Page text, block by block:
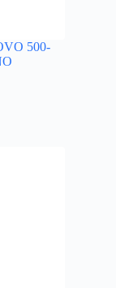
500-